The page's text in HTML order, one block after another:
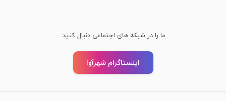
ما را در شبکه های اجتماعی دنبال کنید.
اینستاگرام شهرآوا